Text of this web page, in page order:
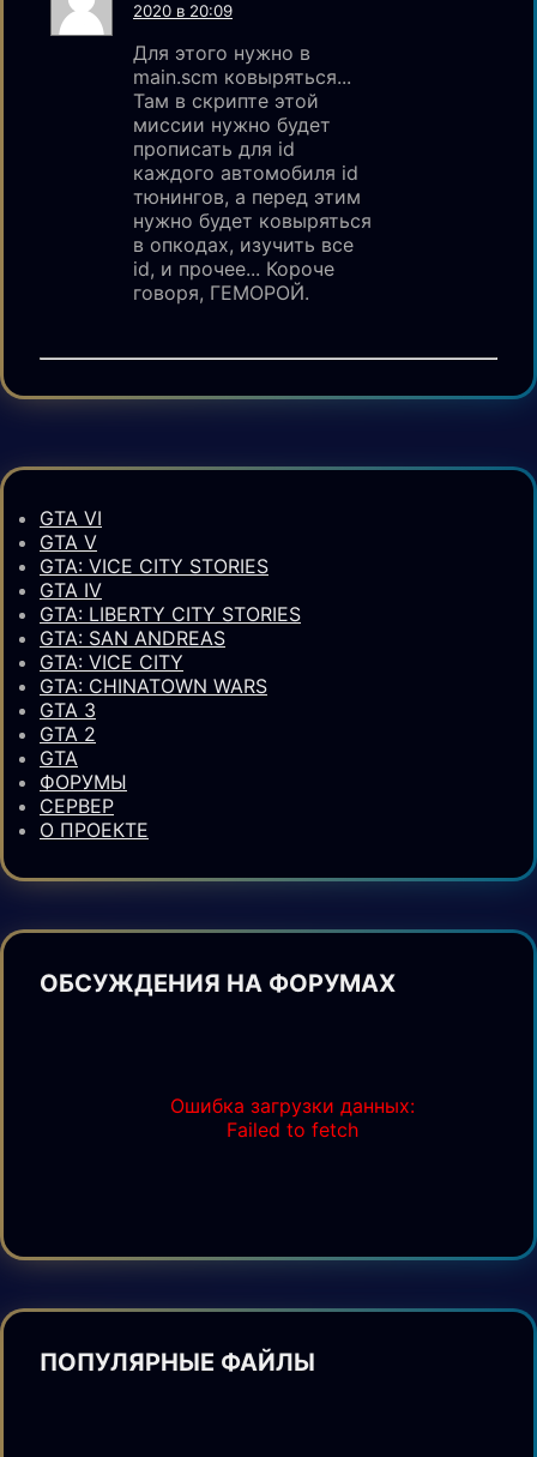
2020 в 20:09
Для этого нужно в
main.scm ковыряться...
Там в скрипте этой
миссии нужно будет
прописать для id
каждого автомобиля id
тюнингов, а перед этим
нужно будет ковыряться
в опкодах, изучить все
id, и прочее... Короче
говоря, ГЕМОРОЙ.
GTA VI
GTA V
GTA: VICE CITY STORIES
GTA IV
GTA: LIBERTY CITY STORIES
GTA: SAN ANDREAS
GTA: VICE CITY
GTA: CHINATOWN WARS
GTA 3
GTA 2
GTA
ФОРУМЫ
СЕРВЕР
О ПРОЕКТЕ
ОБСУЖДЕНИЯ НА ФОРУМАХ
Ошибка загрузки данных:
Failed to fetch
ПОПУЛЯРНЫЕ ФАЙЛЫ